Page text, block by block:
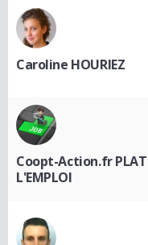
Caroline HOURIEZ
Coopt-Action.fr
L'EMPLOI